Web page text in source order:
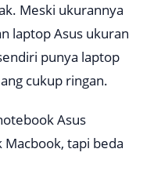
Meski ukurannya
laptop Asus ukuran
punya laptop
cukup ringan.
Asus
tapi beda